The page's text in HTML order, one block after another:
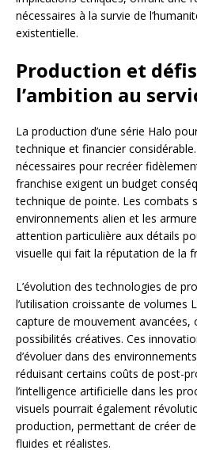
nécessaires à la survie de
existentielle.
Production et
l’ambition au
La production d’une série Halo
technique et financier
nécessaires pour recréer
franchise exigent un budget
technique de pointe. Les combats
environnements alien et les
attention particulière aux détails
visuelle qui fait la réputation de la
L’évolution des technologies de
l’utilisation croissante de volumes
capture de mouvement avancées,
possibilités créatives. Ces
d’évoluer dans des
réduisant certains coûts de post-
l’intelligence artificielle dans les
visuels pourrait également
production, permettant de créer
fluides et réalistes.